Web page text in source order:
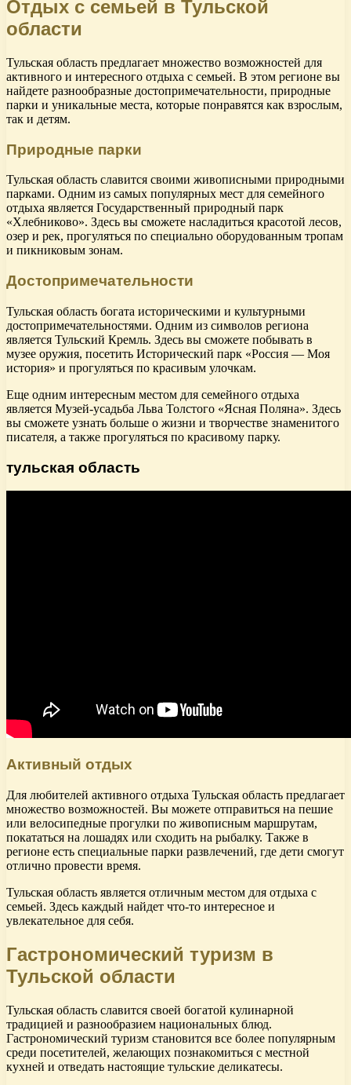
Отдых с семьей в Тульской
области
Тульская область предлагает множество возможностей для
активного и интересного отдыха с семьей. В этом регионе вы
найдете разнообразные достопримечательности, природные
парки и уникальные места, которые понравятся как взрослым,
так и детям.
Природные парки
Тульская область славится своими живописными природными
парками. Одним из самых популярных мест для семейного
отдыха является Государственный природный парк
«Хлебниково». Здесь вы сможете насладиться красотой лесов,
озер и рек, прогуляться по специально оборудованным тропам
и пикниковым зонам.
Достопримечательности
Тульская область богата историческими и культурными
достопримечательностями. Одним из символов региона
является Тульский Кремль. Здесь вы сможете побывать в
музее оружия, посетить Исторический парк «Россия — Моя
история» и прогуляться по красивым улочкам.
Еще одним интересным местом для семейного отдыха
является Музей-усадьба Льва Толстого «Ясная Поляна». Здесь
вы сможете узнать больше о жизни и творчестве знаменитого
писателя, а также прогуляться по красивому парку.
тульская область
Активный отдых
Для любителей активного отдыха Тульская область предлагает
множество возможностей. Вы можете отправиться на пешие
или велосипедные прогулки по живописным маршрутам,
покататься на лошадях или сходить на рыбалку. Также в
регионе есть специальные парки развлечений, где дети смогут
отлично провести время.
Тульская область является отличным местом для отдыха с
семьей. Здесь каждый найдет что-то интересное и
увлекательное для себя.
Гастрономический туризм в
Тульской области
Тульская область славится своей богатой кулинарной
традицией и разнообразием национальных блюд.
Гастрономический туризм становится все более популярным
среди посетителей, желающих познакомиться с местной
кухней и отведать настоящие тульские деликатесы.